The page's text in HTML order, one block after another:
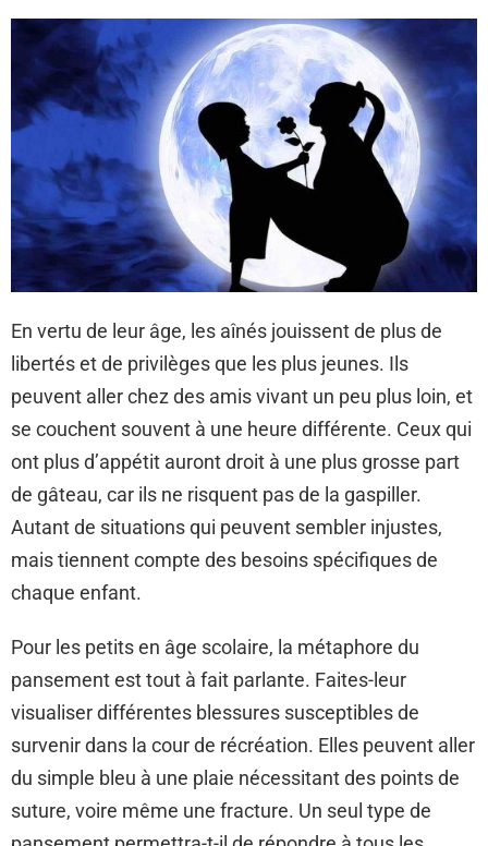
En vertu de leur âge, les aînés jouissent de plus de
libertés et de privilèges que les plus jeunes. Ils
peuvent aller chez des amis vivant un peu plus loin, et
se couchent souvent à une heure différente. Ceux qui
ont plus d’appétit auront droit à une plus grosse part
de gâteau, car ils ne risquent pas de la gaspiller.
Autant de situations qui peuvent sembler injustes,
mais tiennent compte des besoins spécifiques de
chaque enfant.
Pour les petits en âge scolaire, la métaphore du
pansement est tout à fait parlante. Faites-leur
visualiser différentes blessures susceptibles de
survenir dans la cour de récréation. Elles peuvent aller
du simple bleu à une plaie nécessitant des points de
suture, voire même une fracture. Un seul type de